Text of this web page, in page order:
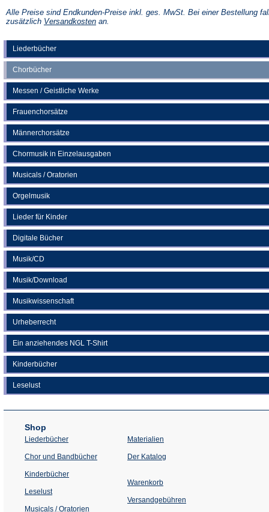
Liederbücher
Chorbücher
Messen / Geistliche Werke
Frauenchorsätze
Männerchorsätze
Chormusik in Einzelausgaben
Musicals / Oratorien
Orgelmusik
Lieder für Kinder
Digitale Bücher
Musik/CD
Musik/Download
Musikwissenschaft
Urheberrecht
Ein anziehendes NGL T-Shirt
Kinderbücher
Leselust
einem
neuen
Alle Preise sind Endkunden-Preise inkl. ges. MwSt. Bei einer Bestellung
zusätzlich Versandkosten(Öffnet
an.
Shop
Liederbücher
Chor und Bandbücher
Kinderbücher
Leselust
Musicals / Oratorien
Materialien
Der Katalog
Warenkorb
Versandgebühren